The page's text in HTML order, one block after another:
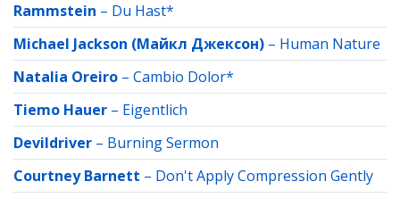
Rammstein – Du Hast*
Michael Jackson (Майкл Джексон) – Human Nature
Natalia Oreiro – Cambio Dolor*
Tiemo Hauer – Eigentlich
Devildriver – Burning Sermon
Courtney Barnett – Don't Apply Compression Gently